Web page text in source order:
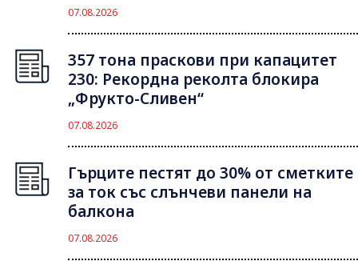
07.08.2026
357 тона праскови при капацитет
230: Рекордна реколта блокира
„Фрукто-Сливен“
07.08.2026
Гърците пестят до 30% от сметките
за ток със слънчеви панели на
балкона
07.08.2026